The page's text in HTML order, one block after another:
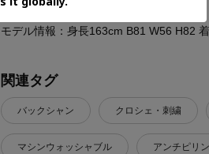
モデル情報：身長163cm B81 W56 H82
関連タグ
バックシャン クロシェ・刺繍
マシンウォッシャブル アンチピリ